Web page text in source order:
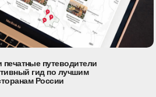
печатные путеводители
гид по лучшим
России